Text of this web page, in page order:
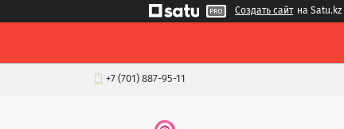
Создать сайт на Satu.kz
+7 (701) 887-95-11